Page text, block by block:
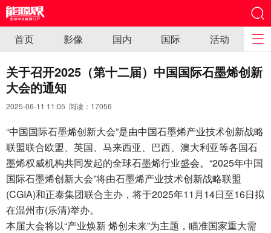
首页 影像 国内 国际 活动
关于召开2025（第十二届）中国国际石墨烯创新
大会的通知
2025-06-11 11:05 阅读： 17056
“中国国际石墨烯创新大会”是由中国石墨烯产业技术创新战略
联盟联合欧盟、英国、马来西亚、巴西、澳大利亚等各国石
墨烯权威机构共同发起的全球石墨烯行业盛会。“2025年中国
国际石墨烯创新大会”将由石墨烯产业技术创新战略联盟
(CGIA)和正泰集团联合主办，将于2025年11月14日至16日拟
在温州市(乐清)举办。
本届大会将以“产业焕新 烯创未来”为主题，瞄准国家重大需